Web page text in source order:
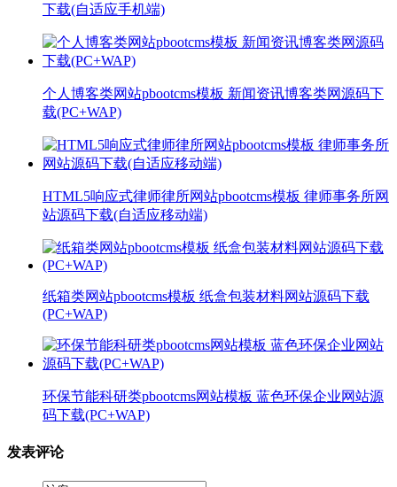
下载(自适应手机端)
个人博客类网站pbootcms模板 新闻资讯博客类网源码下
载(PC+WAP)
HTML5响应式律师律所网站pbootcms模板 律师事务所网
站源码下载(自适应移动端)
纸箱类网站pbootcms模板 纸盒包装材料网站源码下载
(PC+WAP)
环保节能科研类pbootcms网站模板 蓝色环保企业网站源
码下载(PC+WAP)
发表评论